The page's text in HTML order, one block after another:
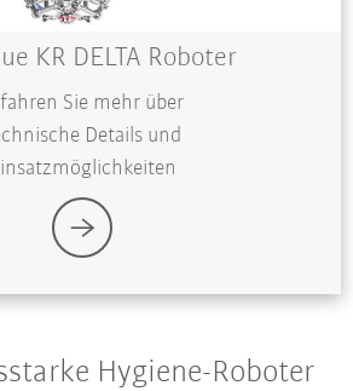
KR DELTA Roboter
Sie mehr über
Details und
Hygiene-Roboter